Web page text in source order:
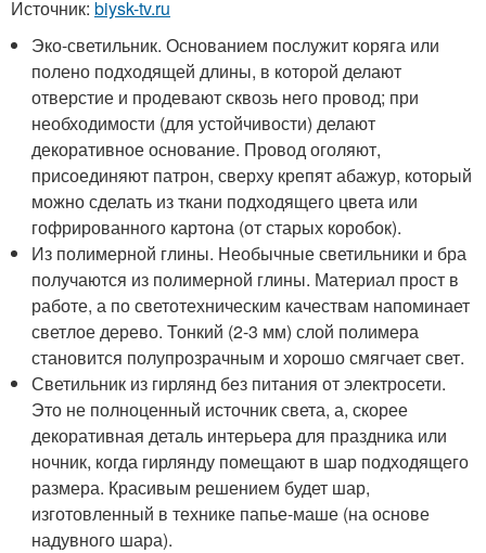
Источник: biysk-tv.ru
Эко-светильник. Основанием послужит коряга или
полено подходящей длины, в которой делают
отверстие и продевают сквозь него провод; при
необходимости (для устойчивости) делают
декоративное основание. Провод оголяют,
присоединяют патрон, сверху крепят абажур, который
можно сделать из ткани подходящего цвета или
гофрированного картона (от старых коробок).
Из полимерной глины. Необычные светильники и бра
получаются из полимерной глины. Материал прост в
работе, а по светотехническим качествам напоминает
светлое дерево. Тонкий (2-3 мм) слой полимера
становится полупрозрачным и хорошо смягчает свет.
Светильник из гирлянд без питания от электросети.
Это не полноценный источник света, а, скорее
декоративная деталь интерьера для праздника или
ночник, когда гирлянду помещают в шар подходящего
размера. Красивым решением будет шар,
изготовленный в технике папье-маше (на основе
надувного шара).